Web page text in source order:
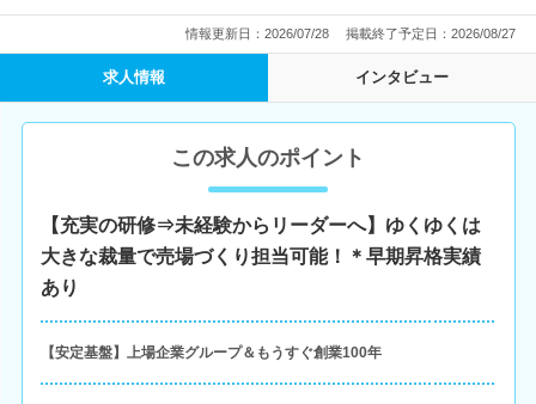
情報更新日：2026/07/28 掲載終了予定日：2026/08/27
求人情報 インタビュー
この求人のポイント
【充実の研修⇒未経験からリーダーへ】ゆくゆくは
大きな裁量で売場づくり担当可能！＊早期昇格実績
あり
【安定基盤】上場企業グループ＆もうすぐ創業100年